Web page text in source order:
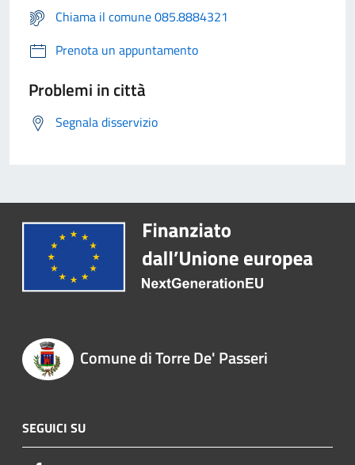
Chiama il comune 085.8884321
Prenota un appuntamento
Problemi in città
Segnala disservizio
Comune di Torre De' Passeri
SEGUICI SU